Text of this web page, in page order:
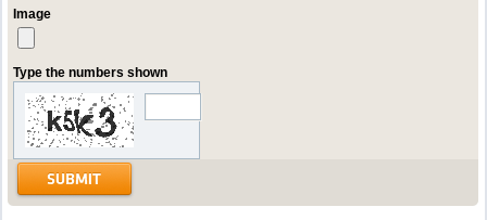
Image
Type the numbers shown